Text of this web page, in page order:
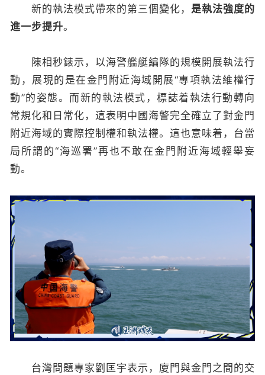
新的執法模式帶來的第三個變化， 是執法強度的
進一步提升。
陳相秒錶示，以海警艦艇編隊的規模開展執法行
動，展現的是在金門附近海域開展“專項執法維權行
動”的姿態。而新的執法模式，標誌着執法行動轉向
常規化和日常化，這表明中國海警完全確立了對金門
附近海域的實際控制權和執法權。這也意味着，台當
局所謂的“海巡署”再也不敢在金門附近海域輕舉妄
動。
台灣問題專家劉匡宇表示，廈門與金門之間的交